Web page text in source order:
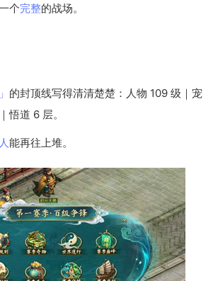
个完整的战场。
」 的封顶线写得清清楚楚：人物 109 级｜宠
悟道 6 层。
能再往上堆。